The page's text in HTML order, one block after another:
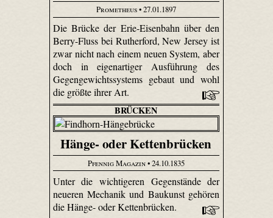
Prometheus• 27.01.1897
Die Brücke der Erie-Eisenbahn über den
Berry-Fluss bei Rutherford, New Jersey ist
zwar nicht nach einem neuen System, aber
doch in eigenartiger Ausführung des
Gegengewichtssystems gebaut und wohl
die größte ihrer Art.
BRÜCKEN
Hänge- oder Kettenbrücken
Pfennig Magazin• 24.10.1835
Unter die wichtigeren Gegenstände der
neueren Mechanik und Baukunst gehören
die Hänge- oder Kettenbrücken.